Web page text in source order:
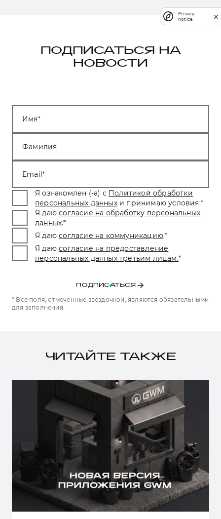
ПОДПИСАТЬСЯ НА
НОВОСТИ
Имя
Фамилия
Email
Я ознакомлен (-а) с Политикой обработки
персональных данных и принимаю условия.*
Я даю согласие на обработку персональных
данных.*
Я даю согласие на коммуникацию.*
Я даю согласие на предоставление
персональных данных третьим лицам.*
ПОДПИСАТЬСЯ
* Все поля, отмеченные звездочкой, являются обязательными
для заполнения.
ЧИТАЙТЕ ТАКЖЕ
Privacy
notice